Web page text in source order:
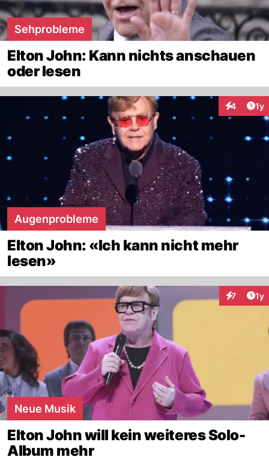
Sehprobleme
Elton John: Kann nichts anschauen
oder lesen
4 1y
Augenprobleme
Elton John: «Ich kann nicht mehr
lesen»
7 1y
Neue Musik
Elton John will kein weiteres Solo-
Album mehr